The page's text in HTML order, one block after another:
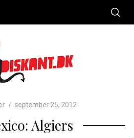
september 25, 2012
Algiers